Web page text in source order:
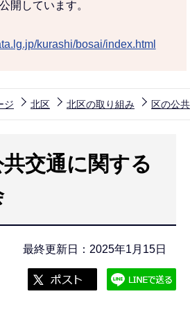
開しています。
kurashi/bosai/index.html
ジ 北区 北区の取り組み 区の公
交通に関する
最終更新日：2025年1月15日